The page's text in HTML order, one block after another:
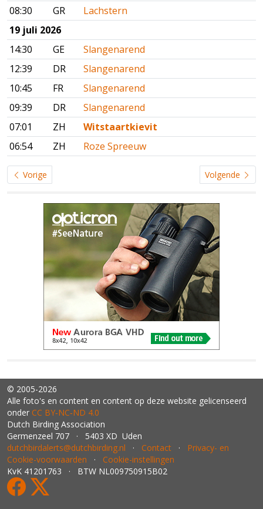
08:30
GR
Lachstern
19 juli 2026
14:30
GE
Slangenarend
12:39
DR
Slangenarend
10:45
FR
Slangenarend
09:39
DR
Slangenarend
07:01
ZH
Witstaartkievit
06:54
ZH Roze Spreeuw
Vorige Volgende
© 2005-2026
Alle foto's en content en content op deze website gelicenseerd
onder CC BY‑NC‑ND 4.0
Dutch Birding Association
Germenzeel 707 · 5403 XD Uden
dutchbirdalerts@dutchbirding.nl · Contact · Privacy- en
Cookie-voorwaarden · Cookie-instellingen
KvK 41201763 · BTW NL009750915B02